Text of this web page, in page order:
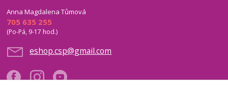
Anna Magdalena Tůmová
705 635 255
(Po-Pá, 9-17 hod.)
eshop.csp@gmail.com